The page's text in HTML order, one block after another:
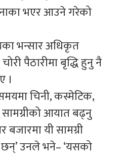
नाका भएर आउने गरेको
भन्सार अधिकृत
पैठारीमा बृद्धि हुनु नै
।
चिनी, कस्मेटिक,
आयात बढ्नु
बजारमा यी सामग्री
छन्’ उनले भने– ‘यसको